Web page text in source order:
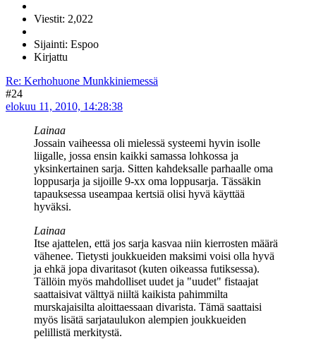
Viestit: 2,022
Sijainti: Espoo
Kirjattu
Re: Kerhohuone Munkkiniemessä
#24
elokuu 11, 2010, 14:28:38
Lainaa
Jossain vaiheessa oli mielessä systeemi hyvin isolle
liigalle, jossa ensin kaikki samassa lohkossa ja
yksinkertainen sarja. Sitten kahdeksalle parhaalle oma
loppusarja ja sijoille 9-xx oma loppusarja. Tässäkin
tapauksessa useampaa kertsiä olisi hyvä käyttää
hyväksi.
Lainaa
Itse ajattelen, että jos sarja kasvaa niin kierrosten määrä
vähenee. Tietysti joukkueiden maksimi voisi olla hyvä
ja ehkä jopa divaritasot (kuten oikeassa futiksessa).
Tällöin myös mahdolliset uudet ja "uudet" fistaajat
saattaisivat välttyä niiltä kaikista pahimmilta
murskajaisilta aloittaessaan divarista. Tämä saattaisi
myös lisätä sarjataulukon alempien joukkueiden
pelillistä merkitystä.